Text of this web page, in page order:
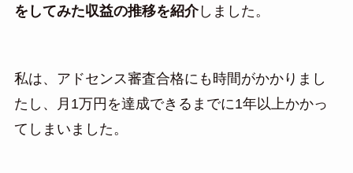
をしてみた収益の推移を紹介しました。
私は、アドセンス審査合格にも時間がかかりまし
たし、月1万円を達成できるまでに1年以上かかっ
てしまいました。